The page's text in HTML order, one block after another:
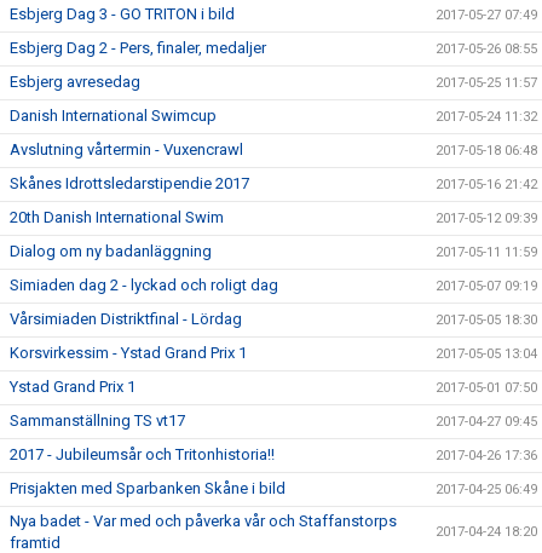
Esbjerg Dag 3 - GO TRITON i bild 2017-05-27 07:49
Esbjerg Dag 2 - Pers, finaler, medaljer 2017-05-26 08:55
Esbjerg avresedag 2017-05-25 11:57
Danish International Swimcup 2017-05-24 11:32
Avslutning vårtermin - Vuxencrawl 2017-05-18 06:48
Skånes Idrottsledarstipendie 2017 2017-05-16 21:42
20th Danish International Swim 2017-05-12 09:39
Dialog om ny badanläggning 2017-05-11 11:59
Simiaden dag 2 - lyckad och roligt dag 2017-05-07 09:19
Vårsimiaden Distriktfinal - Lördag 2017-05-05 18:30
Korsvirkessim - Ystad Grand Prix 1 2017-05-05 13:04
Ystad Grand Prix 1 2017-05-01 07:50
Sammanställning TS vt17 2017-04-27 09:45
2017 - Jubileumsår och Tritonhistoria!! 2017-04-26 17:36
Prisjakten med Sparbanken Skåne i bild 2017-04-25 06:49
Nya badet - Var med och påverka vår och Staffanstorps
framtid
2017-04-24 18:20